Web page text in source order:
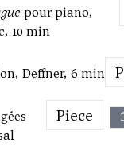
pour piano,
10 min
Deffner, 6 min
Piece